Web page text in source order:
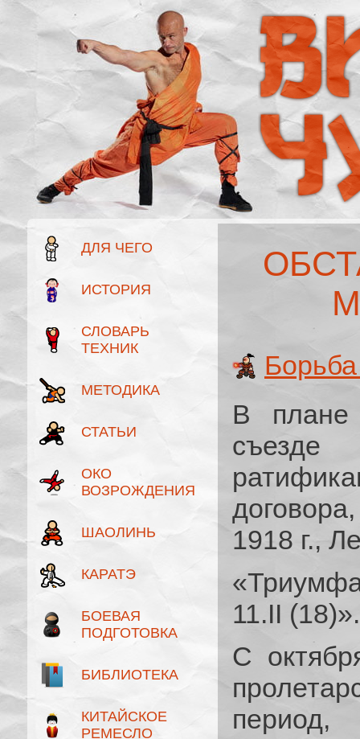
ДЛЯ ЧЕГО
ИСТОРИЯ
СЛОВАРЬ
ТЕХНИК
МЕТОДИКА
СТАТЬИ
ОКО
ВОЗРОЖДЕНИЯ
ШАОЛИНЬ
КАРАТЭ
БОЕВАЯ
ПОДГОТОВКА
БИБЛИОТЕКА
КИТАЙСКОЕ
РЕМЕСЛО
В плане
1918 г.,
11.II (18)».
С